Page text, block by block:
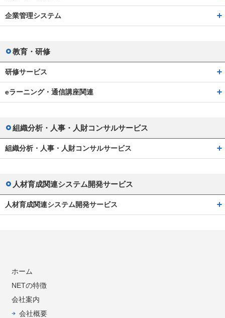
企業管理システム
教育・研修
研修サービス
eラーニング・通信講座関連
組織分析・人事・人財コンサルサービス
組織分析・人事・人財コンサルサービス
人材育成関連システム開発サービス
人材育成関連システム開発サービス
ホーム
NETの特徴
会社案内
会社概要